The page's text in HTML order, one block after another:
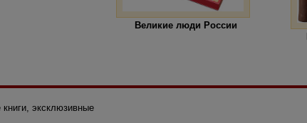
Великие люди России
эксклюзивные